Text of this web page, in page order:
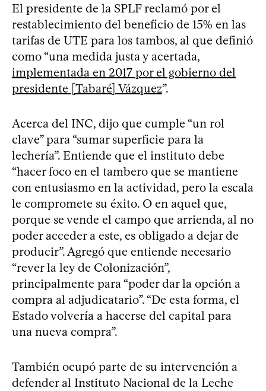
El presidente de la SPLF reclamó por el
restablecimiento del beneficio de 15% en las
tarifas de UTE para los tambos, al que definió
como “una medida justa y acertada,
implementada en 2017 por el gobierno del
presidente [Tabaré] Vázquez”.
Acerca del INC, dijo que cumple “un rol
clave” para “sumar superficie para la
lechería”. Entiende que el instituto debe
“hacer foco en el tambero que se mantiene
con entusiasmo en la actividad, pero la escala
le compromete su éxito. O en aquel que,
porque se vende el campo que arrienda, al no
poder acceder a este, es obligado a dejar de
producir”. Agregó que entiende necesario
“rever la ley de Colonización”,
principalmente para “poder dar la opción a
compra al adjudicatario”. “De esta forma, el
Estado volvería a hacerse del capital para
una nueva compra”.
También ocupó parte de su intervención a
defender al Instituto Nacional de la Leche